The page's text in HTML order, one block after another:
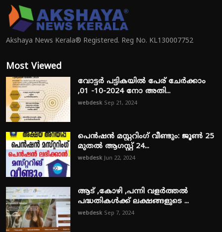
Akshaya News Kerala® Registered. Reg No. KL130007752
Most Viewed
വോട്ടർ പട്ടികയിൽ പേര് ചേർക്കാം
,01 -10-2024 നോ അതി...
webdesk Sep 21, 2024
പെൻഷൻ മസ്റ്ററിംഗ് വീണ്ടും: ജൂൺ 25
മുതൽ ആഗസ്റ്റ് 24...
webdesk Jun 22, 2024
ആട് ,കോഴി ,പന്നി വളർത്തൽ
പദ്ധതികൾക്ക് ലക്ഷങ്ങളുടെ ...
webdesk Sep 7, 2024